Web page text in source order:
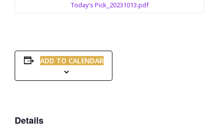
Today’s Pick_20231013.pdf
ADD TO CALENDAR
Details